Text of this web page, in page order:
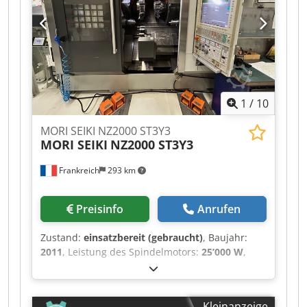
1 / 10
Frankreich 293 km
MORI SEIKI NZ2000 ST3Y3
MORI SEIKI NZ2000 ST3Y3
Preisinfo Anrufen
Zustand: einsatzbereit (gebraucht), Baujahr:
2011, Leistung des Spindelmotors: 25’000 W,
Spindeldrehzahl (max.):6’000 U/min
Stangendurchmesser (max.):65 mm, Verfahrweg
X-Achse:210 mm, Verfahrweg Y-Achse:110 mm,